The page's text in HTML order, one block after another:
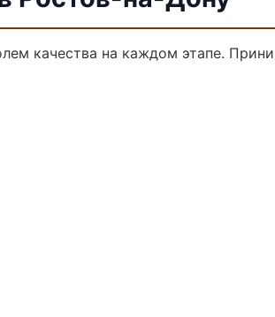
качества на каждом этапе.